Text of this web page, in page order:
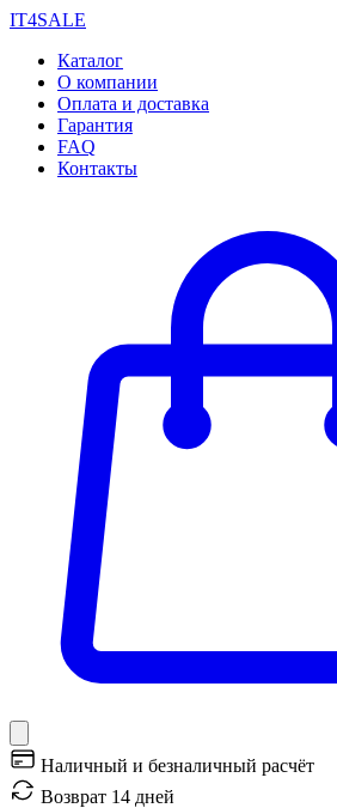
IT4SALE
Каталог
О компании
Оплата и доставка
Гарантия
FAQ
Контакты
Наличный и безналичный расчёт
Возврат 14 дней